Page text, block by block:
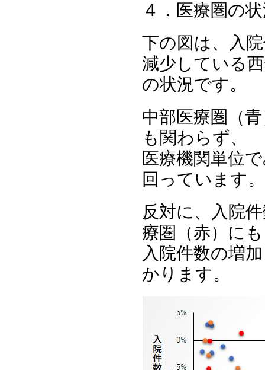
４．医療圏の
下の図は、入
減少している
の状況です。
中部医療圏（
も関わらず、
医療機関単位
回っています。
反対に、入院
療圏（赤）に
入院件数の増
かります。